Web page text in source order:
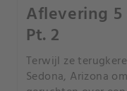
Aflevering 5
Pt. 2
Terwijl ze
Sedona, Arizona